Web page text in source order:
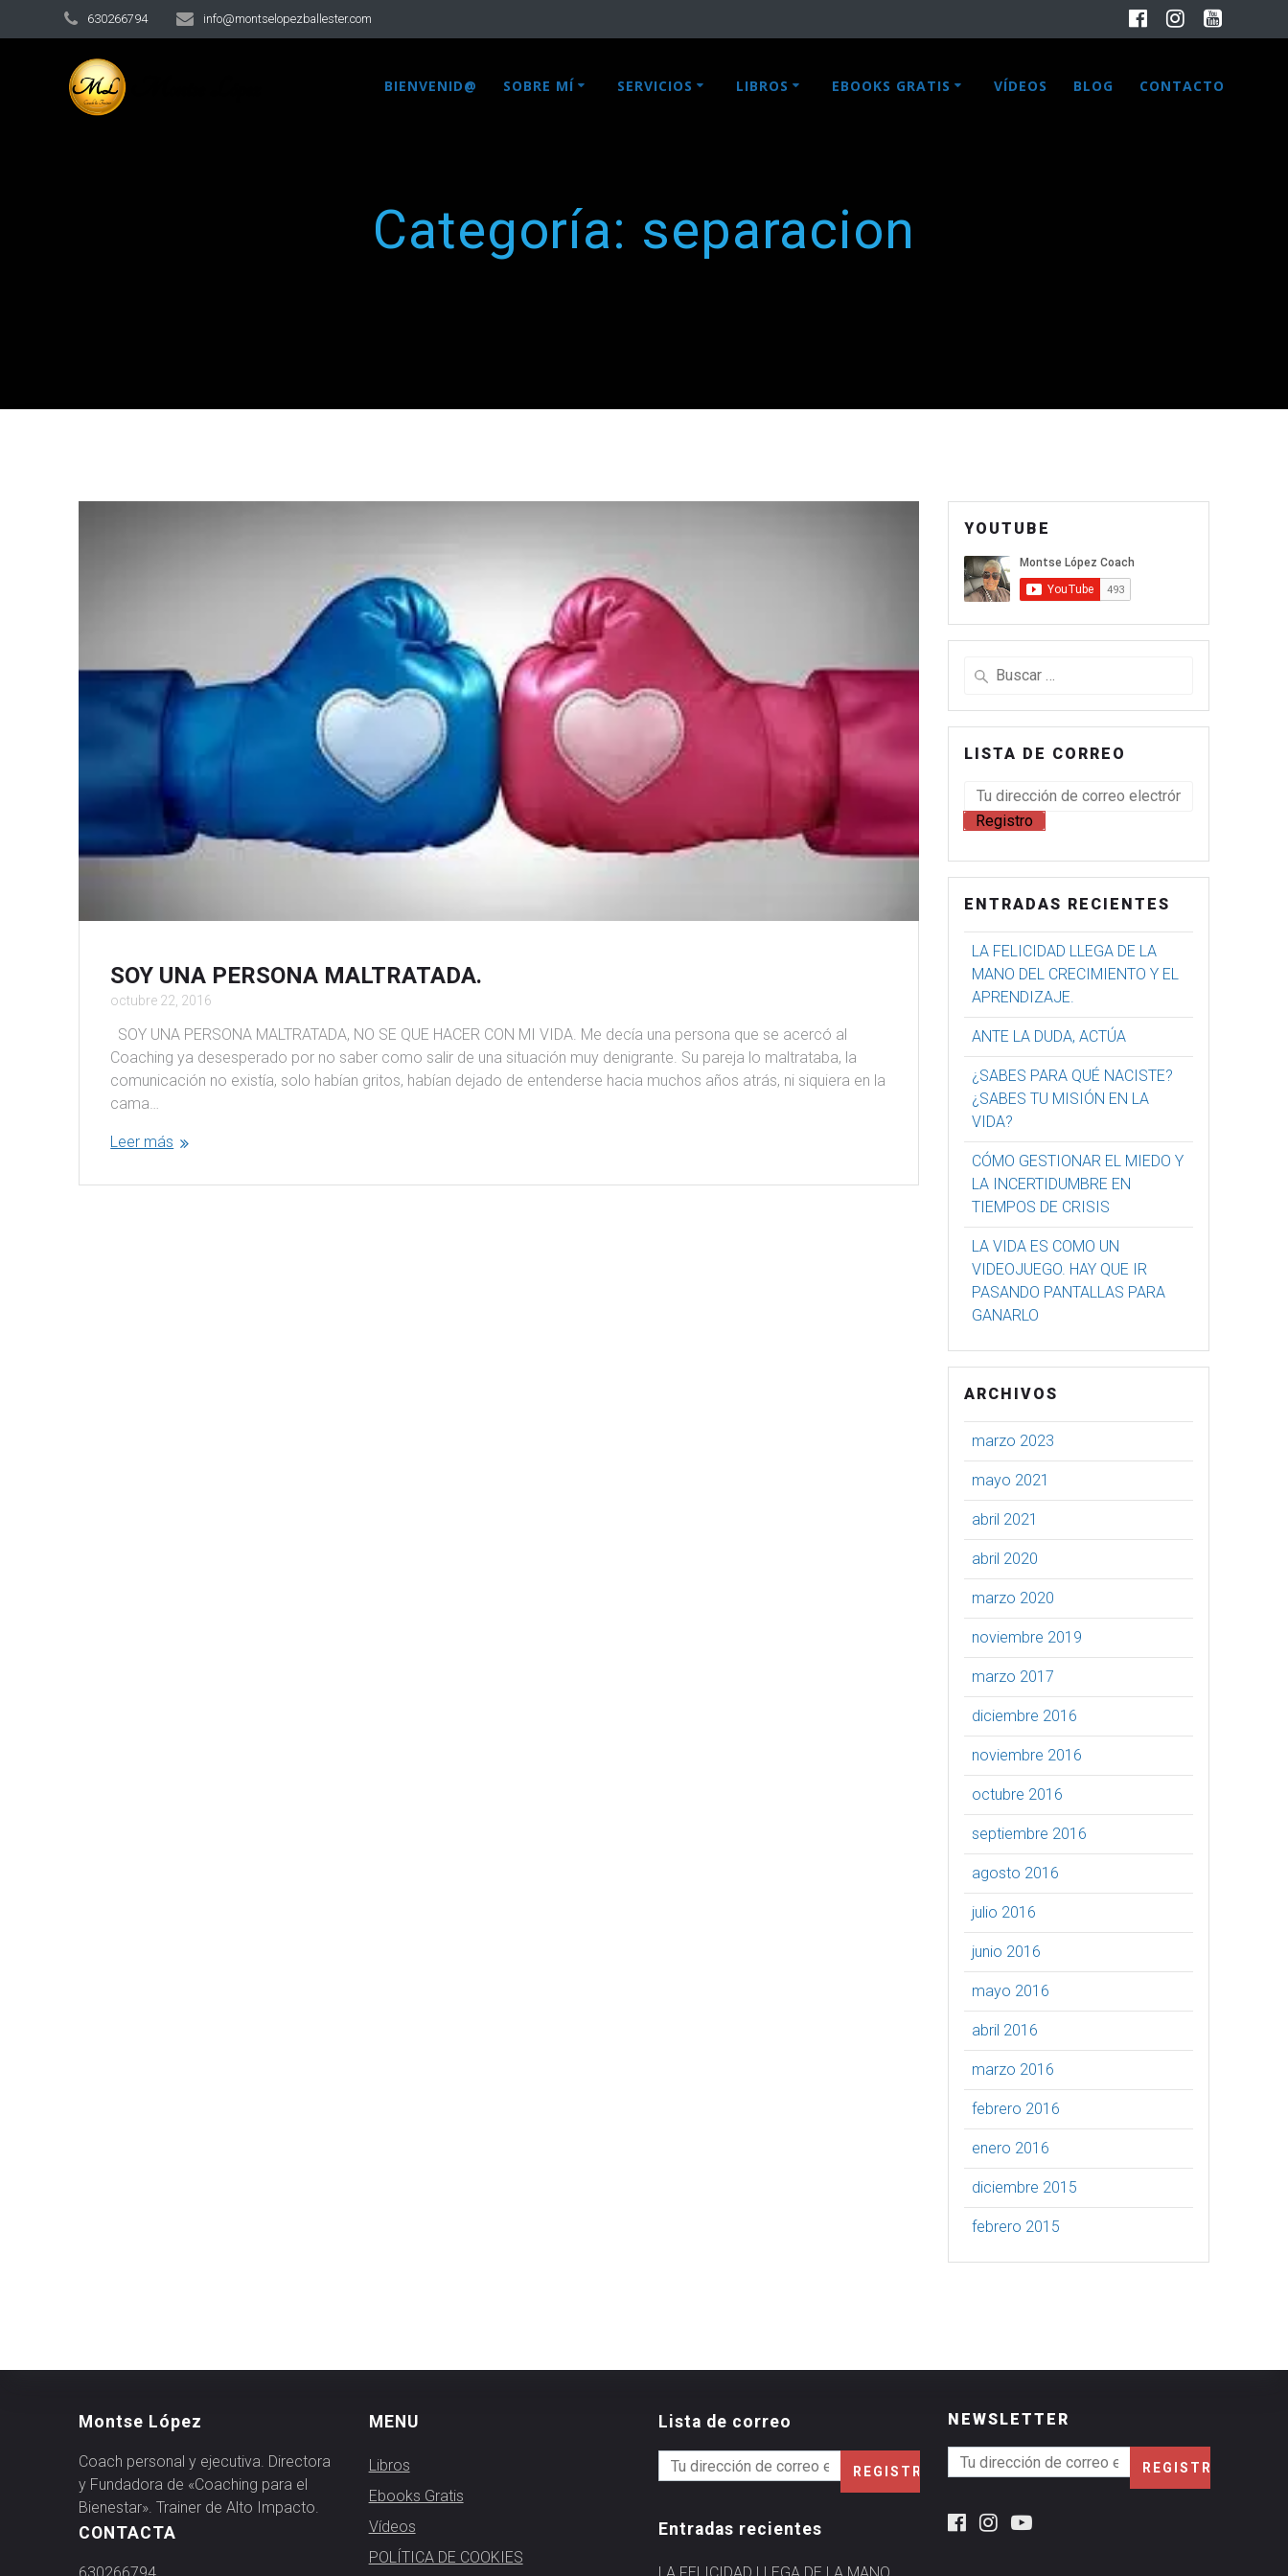
630266794 info@montselopezballester.com
BIENVENID@ SOBRE MÍ SERVICIOS LIBROS EBOOKS GRATIS VÍDEOS BLOG CONTACTO
Categoría: separacion
SOY UNA PERSONA MALTRATADA.
octubre 22, 2016
SOY UNA PERSONA MALTRATADA, NO SE QUE HACER CON MI VIDA. Me decía una persona que se acercó al
Coaching ya desesperado por no saber como salir de una situación muy denigrante. Su pareja lo maltrataba, la
comunicación no existía, solo habían gritos, habían dejado de entenderse hacia muchos años atrás, ni siquiera en la
cama…
Leer más
YOUTUBE
LISTA DE CORREO
ENTRADAS RECIENTES
LA FELICIDAD LLEGA DE LA
MANO DEL CRECIMIENTO Y EL
APRENDIZAJE.
ANTE LA DUDA, ACTÚA
¿SABES PARA QUÉ NACISTE?
¿SABES TU MISIÓN EN LA
VIDA?
CÓMO GESTIONAR EL MIEDO Y
LA INCERTIDUMBRE EN
TIEMPOS DE CRISIS
LA VIDA ES COMO UN
VIDEOJUEGO. HAY QUE IR
PASANDO PANTALLAS PARA
GANARLO
ARCHIVOS
marzo 2023
mayo 2021
abril 2021
abril 2020
marzo 2020
noviembre 2019
marzo 2017
diciembre 2016
noviembre 2016
octubre 2016
septiembre 2016
agosto 2016
julio 2016
junio 2016
mayo 2016
abril 2016
marzo 2016
febrero 2016
enero 2016
diciembre 2015
febrero 2015
Montse López
Coach personal y ejecutiva. Directora
y Fundadora de «Coaching para el
Bienestar». Trainer de Alto Impacto.
CONTACTA
MENU
Libros
Ebooks Gratis
Vídeos
POLÍTICA DE COOKIES
Lista de correo
Entradas recientes
NEWSLETTER